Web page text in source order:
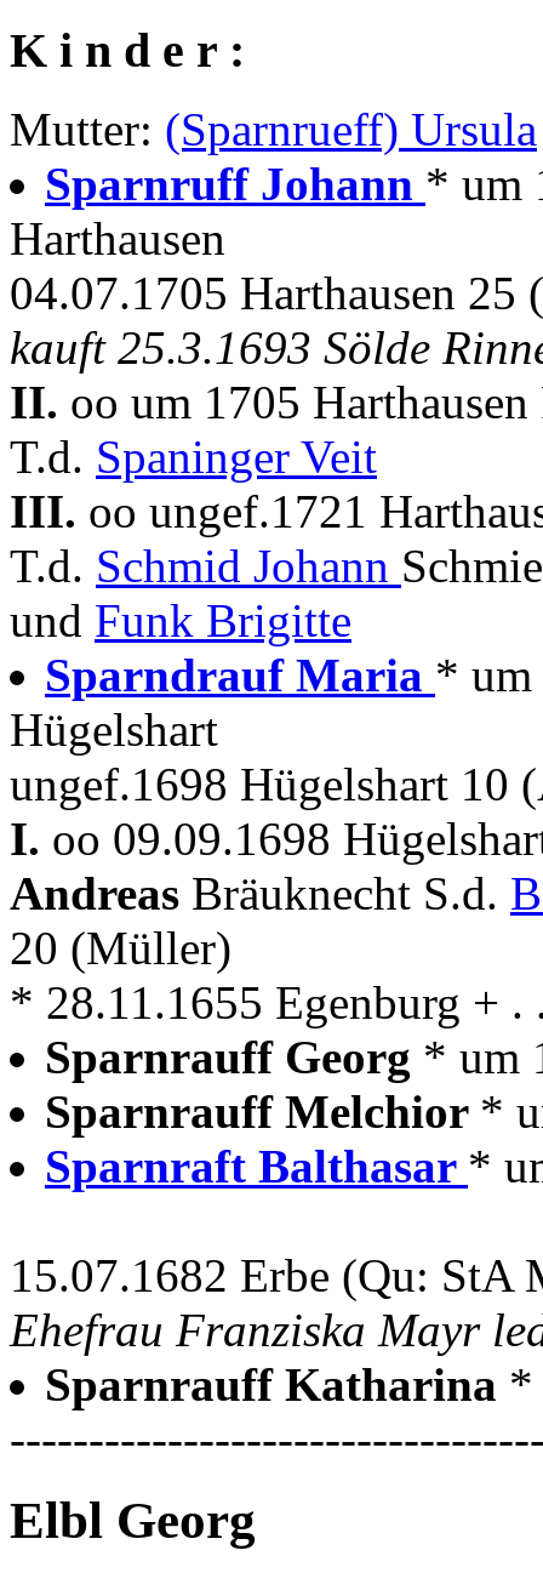
K i n d e r :
Mutter: (Sparnrueff) Ursula
Sparnruff Johann * um
Harthausen
04.07.1705 Harthausen 25
kauft 25.3.1693 Sölde
II. oo um 1705
T.d. Spaninger Veit
III. oo ungef.1721
T.d. Schmid Johann
und Funk Brigitte
Sparndrauf Maria * um
Hügelshart
ungef.1698 Hügelshart 10
I. oo 09.09.1698
Andreas Bräuknecht S.d.
20 (Müller)
* 28.11.1655 Egenburg + .
Sparnrauff Georg * um
Sparnrauff Melchior *
Sparnraft Balthasar *
15.07.1682 Erbe (Qu:
Ehefrau Franziska Mayr
Sparnrauff Katharina *
Elbl Georg